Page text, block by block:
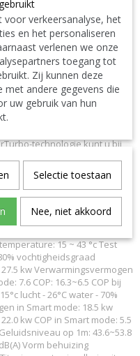
Het
lager energieverbruik en...
gepatenteerde
ruimte.
touchscreen geeft u te
INVER X. Gratis
overal naar wens aan te
technologie kunt u bij
de toets is voldoende om
benutten.
: 12 jaar op
709 mm Hoogte: 942 mm
mm Aanbevolen
15 ~ 43 °c Test
vochtigheidsgraad
kw Verwarmingsvermogen
7.6 COP: 16.3~6.5 COP bij
lucht - 26°C water - 70%
in Smart mode: 18.5 kw
kw COP in Smart mode: 5.5
op 1m: 43.6~53.8
Vorm behuizing
verkeersanalyse, het
en het personaliseren
verlenen we onze
toegang tot
Zij kunnen deze
andere gegevens die
uw gebruik van hun
Selectie toestaan
Nee, niet akkoord